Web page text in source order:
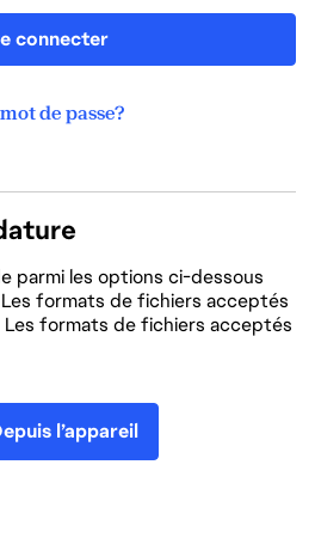
connecter
de passe?
parmi les options ci-dessous
formats de fichiers acceptés
formats de fichiers acceptés
l’appareil